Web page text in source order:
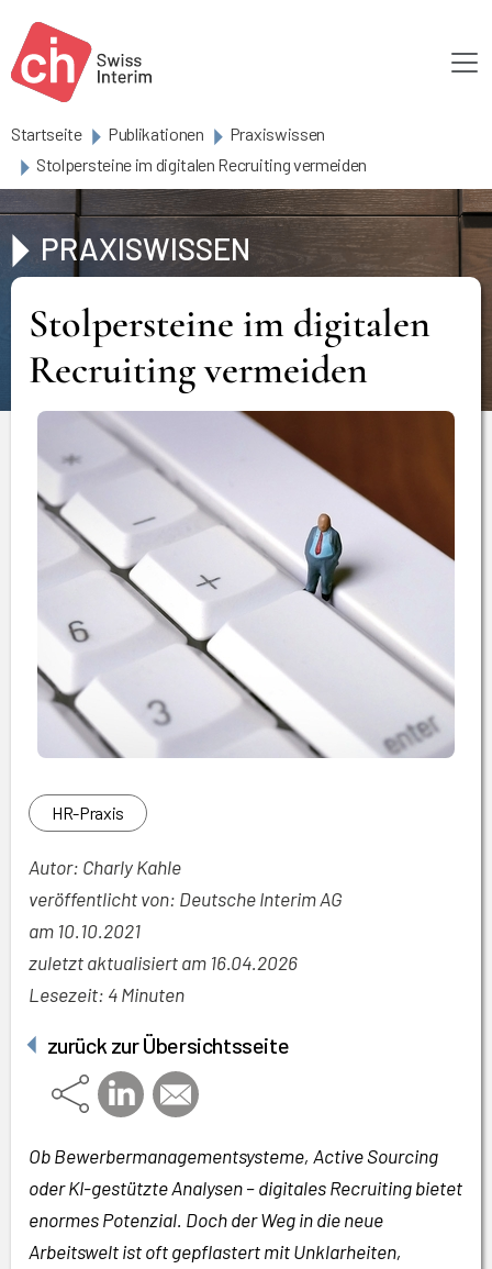
Startseite Publikationen
Praxiswissen
Stolpersteine im digitalen Recruiting vermeiden
PRAXISWISSEN
Stolpersteine im digitalen
Recruiting vermeiden
HR-Praxis
Autor: Charly Kahle
veröffentlicht von: Deutsche Interim AG
am 10.10.2021
zuletzt aktualisiert am 16.04.2026
Lesezeit: 4 Minuten
zurück zur Übersichtsseite
Ob Bewerbermanagementsysteme, Active Sourcing
oder KI-gestützte Analysen – digitales Recruiting bietet
enormes Potenzial. Doch der Weg in die neue
Arbeitswelt ist oft gepflastert mit Unklarheiten,